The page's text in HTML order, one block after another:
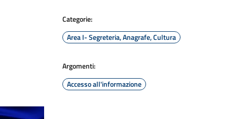
Categorie:
Area I- Segreteria, Anagrafe, Cultura
Argomenti:
Accesso all'informazione